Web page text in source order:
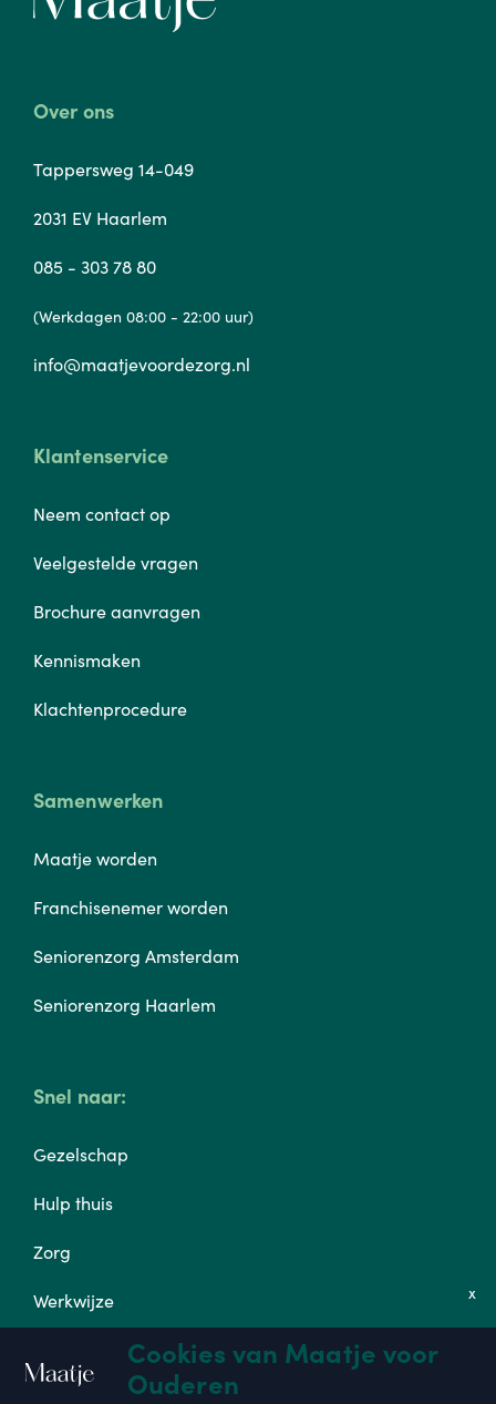
x
Cookies van Maatje voor
Ouderen
Over ons
Tappersweg 14-049
2031 EV Haarlem
085 - 303 78 80
(Werkdagen 08:00 - 22:00 uur)
info@maatjevoordezorg.nl
Klantenservice
Neem contact op
Veelgestelde vragen
Brochure aanvragen
Kennismaken
Klachtenprocedure
Samenwerken
Maatje worden
Franchisenemer worden
Seniorenzorg Amsterdam
Seniorenzorg Haarlem
Snel naar:
Gezelschap
Hulp thuis
Zorg
Werkwijze